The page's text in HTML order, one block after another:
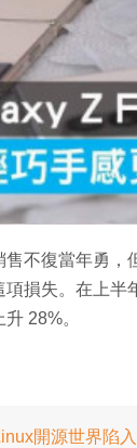
不復當年勇，
損失。在上半
28%。
開源世界陷